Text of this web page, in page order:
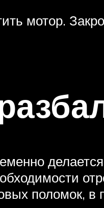
мотор.
поломок,